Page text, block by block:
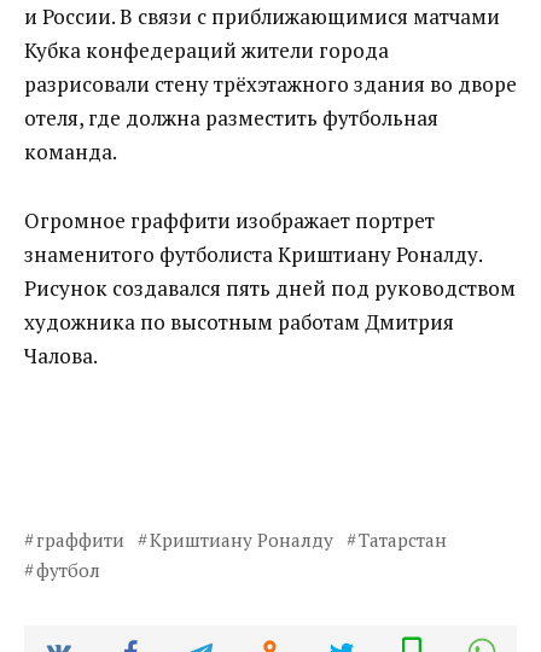
и России. В связи с приближающимися матчами
Кубка конфедераций жители города
разрисовали стену трёхэтажного здания во дворе
отеля, где должна разместить футбольная
команда.
Огромное граффити изображает портрет
знаменитого футболиста Криштиану Роналду.
Рисунок создавался пять дней под руководством
художника по высотным работам Дмитрия
Чалова.
граффити Криштиану Роналду
Татарстан
футбол